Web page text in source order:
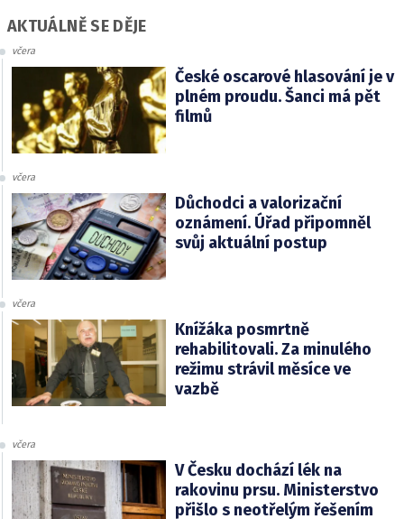
AKTUÁLNĚ SE DĚJE
včera
České oscarové hlasování je v
plném proudu. Šanci má pět
filmů
včera
Důchodci a valorizační
oznámení. Úřad připomněl
svůj aktuální postup
včera
Knížáka posmrtně
rehabilitovali. Za minulého
režimu strávil měsíce ve
vazbě
včera
V Česku dochází lék na
rakovinu prsu. Ministerstvo
přišlo s neotřelým řešením